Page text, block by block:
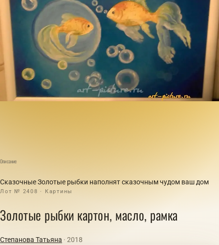
Описание
Сказочные Золотые рыбки наполнят сказочным чудом ваш дом
Лот № 2408 · Картины
Золотые рыбки картон, масло, рамка
Степанова Татьяна · 2018